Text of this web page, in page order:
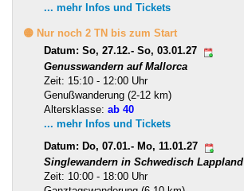
... mehr Infos und Tickets
🟡 Nur noch 2 TN bis zum Start
Datum: So, 27.12.- So, 03.01.27
Genusswandern auf Mallorca
Zeit: 15:10 - 12:00 Uhr
Genußwanderung (2-12 km)
Altersklasse: ab 40
... mehr Infos und Tickets
Datum: Do, 07.01.- Mo, 11.01.27
Singlewandern in Schwedisch Lappland
Zeit: 10:00 - 18:00 Uhr